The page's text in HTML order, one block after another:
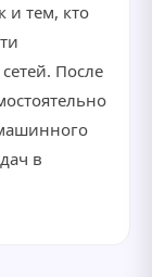
и тем, кто
После
в